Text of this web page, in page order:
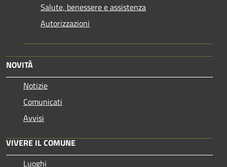
Salute, benessere e assistenza
Autorizzazioni
NOVITÀ
Notizie
Comunicati
Avvisi
VIVERE IL COMUNE
Luoghi